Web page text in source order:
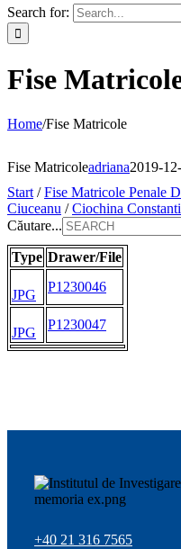
Search for:
Fise
Home/Fise Matricole
Fise Matricoleadriana2019-
Start /Fise Matricole Penale
Ciuceanu /Ciochina
Căutare...
Type Drawer/File
JPG
P1230046
JPG
P1230047
+40 21 316 7565